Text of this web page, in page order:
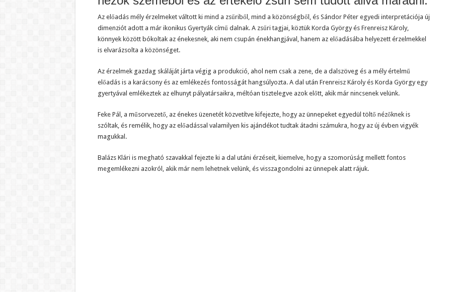
Az előadás mély érzelmeket váltott ki mind a zsűriből, mind a közönségből, és Sándor Péter egyedi interpretációja új
dimenziót adott a már ikonikus Gyertyák című dalnak. A zsűri tagjai, köztük Korda György és Frenreisz Károly,
könnyek között bókoltak az énekesnek, aki nem csupán énekhangjával, hanem az előadásába helyezett érzelmekkel
is elvarázsolta a közönséget.
Az érzelmek gazdag skáláját járta végig a produkció, ahol nem csak a zene, de a dalszöveg és a mély értelmű
előadás is a karácsony és az emlékezés fontosságát hangsúlyozta. A dal után Frenreisz Károly és Korda György egy
gyertyával emlékeztek az elhunyt pályatársaikra, méltóan tisztelegve azok előtt, akik már nincsenek velünk.
Feke Pál, a műsorvezető, az énekes üzenetét közvetítve kifejezte, hogy az ünnepeket egyedül töltő nézőknek is
szóltak, és remélik, hogy az előadással valamilyen kis ajándékot tudtak átadni számukra, hogy az új évben vigyék
magukkal.
Balázs Klári is megható szavakkal fejezte ki a dal utáni érzéseit, kiemelve, hogy a szomorúság mellett fontos
megemlékezni azokról, akik már nem lehetnek velünk, és visszagondolni az ünnepek alatt rájuk.